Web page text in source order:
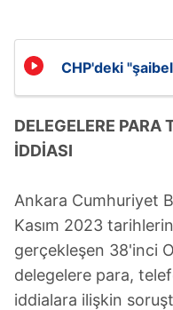
CHP'deki
DELEGELERE PARA
İDDİASI
Ankara Cumhuriyet
Kasım 2023
gerçekleşen 38'inci
delegelere para,
iddialara ilişkin